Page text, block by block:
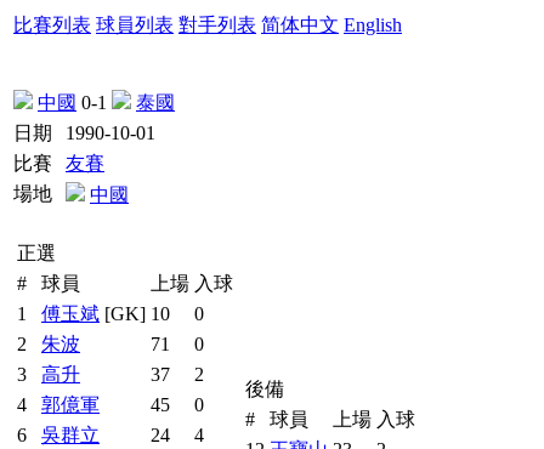
比賽列表 球員列表 對手列表 简体中文 English
中國 0-1
泰國
日期
1990-10-01
比賽
友賽
場地
中國
正選
#
球員 上場 入球
1
傅玉斌 [GK] 10
0
2
朱波 71
0
3
高升 37
2
4
郭億軍 45
0
6
吳群立 24
4
後備
#
球員 上場 入球